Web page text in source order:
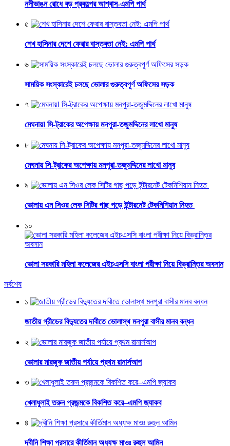
নদীভাঙন রোধে বড় প্রকল্পের আশ্বাস-এমপি পার্থ
৫
শেখ হাসিনার দেশে ফেরার বাস্তবতা নেই: এমপি পার্থ
৬
সাময়িক সংস্কারেই চলছে ভোলার গুরুত্বপূর্ণ অফিসের সড়ক
৭
মেঘনায়l সি-ট্রাকের অপেক্ষায় মনপুরা-তজুমদ্দিনের লাখো মানুষ
৮
মেঘনায় সি-ট্রাকের অপেক্ষায় মনপুরা-তজুমদ্দিনের লাখো মানুষ
৯
ভোলায় এন সিওর লেক সিটির গাছ পড়ে ইন্টারনেট টেকনিশিয়ান নিহত
১০
ভোলা সরকারি মহিলা কলেজের এইচএসসি বাংলা পরীক্ষা নিয়ে বিভ্রান্তির অবসান
সর্বশেষ
১
জাতীয় গ্রীডের বিদ্যুতের দাবীতে ভোলাস্থ মনপুরা বাসীর মানব বন্ধন
২
ভোলার মারজুক জাতীয় পর্যায়ে প্রথম রানার্সআপ
৩
খেলাধুলাই তরুন প্রজন্মকে বিকশিত করে–এমপি জ্যাকব
৪
দ্বীনি শিক্ষা প্রসারে কীর্তিমান অধ্যক্ষ মাওঃ রুহুল আমিন